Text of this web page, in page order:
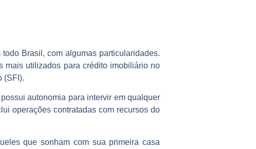
Brasil, com algumas particularidades.
mais utilizados para crédito imobiliário no
(SFI).
autonomia para intervir em qualquer
operações contratadas com recursos do
que sonham com sua primeira casa